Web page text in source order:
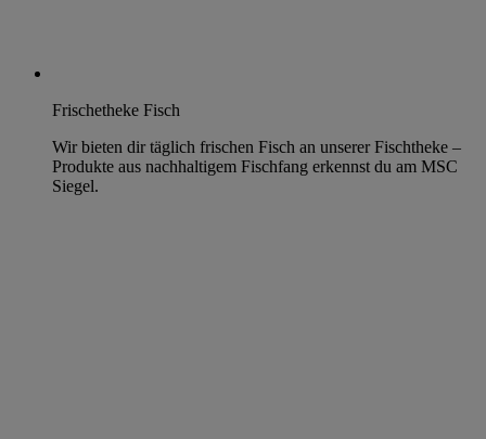
Frischetheke Fisch
Wir bieten dir täglich frischen Fisch an unserer Fischtheke –
Produkte aus nachhaltigem Fischfang erkennst du am MSC
Siegel.